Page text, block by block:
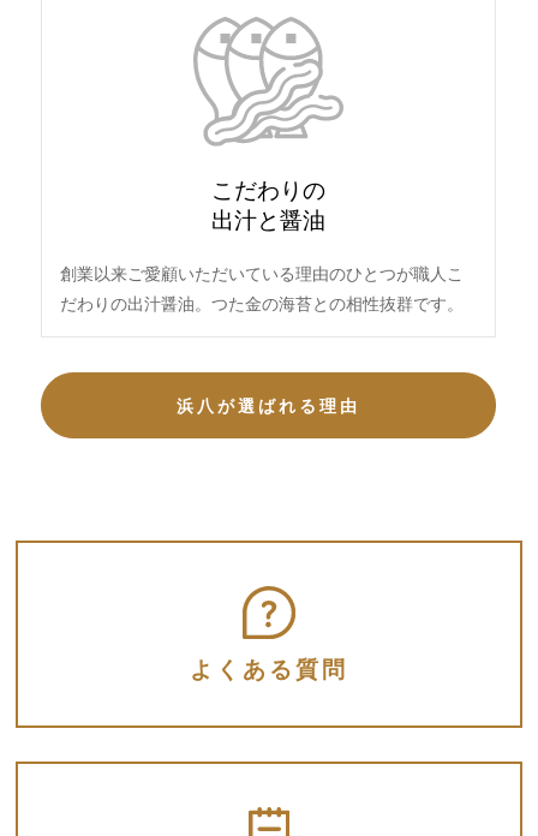
こだわりの
出汁と醤油
創業以来ご愛顧いただいている理由のひとつが職人こ
だわりの出汁醤油。つた金の海苔との相性抜群です。
浜八が選ばれる理由
よくある質問